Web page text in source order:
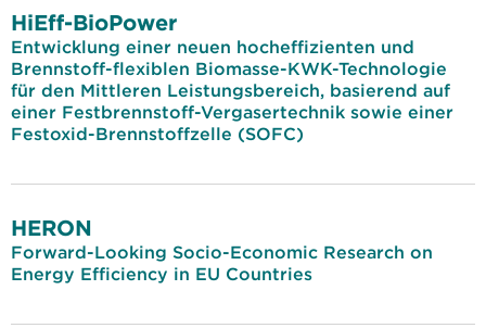
HiEff-BioPower
Entwicklung einer neuen hocheffizienten und
Brennstoff-flexiblen Biomasse-KWK-Technologie
für den Mittleren Leistungsbereich, basierend auf
einer Festbrennstoff-Vergasertechnik sowie einer
Festoxid-Brennstoffzelle (SOFC)
HERON
Forward-Looking Socio-Economic Research on
Energy Efficiency in EU Countries